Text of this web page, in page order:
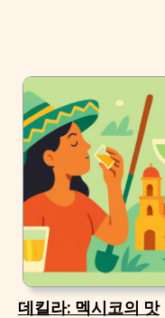
데킬라: 멕시코의 맛